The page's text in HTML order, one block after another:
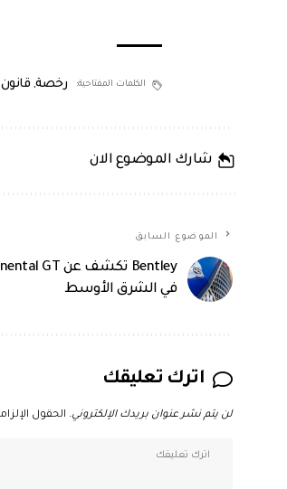
الكلمات المفتاحية: رخصة, قانون
شارك الموضوع الان
الموضوع السابق
في الشرق الأوسط
اترك تعليقك
لن يتم نشر عنوان بريدك الإلكتروني. الحقول